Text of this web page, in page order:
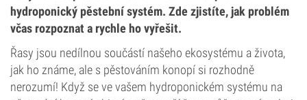
hydroponický pěstební systém. Zde zjistíte, jak problém
včas rozpoznat a rychle ho vyřešit.
Řasy jsou nedílnou součástí našeho ekosystému a života,
jak ho známe, ale s pěstováním konopí si rozhodně
nerozumí! Když se ve vašem hydroponickém systému na